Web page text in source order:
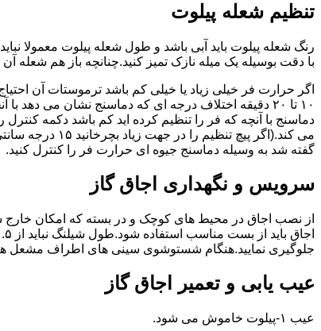
تنظیم شعله پیلوت
با دقت بوسیله یک میله نازک تمیز کنید.چنانچه باز هم
گفته شد به وسیله دماسنج جیوه ای حرارت فر را کنترل کنید.
سرویس و نگهداری اجاق گاز
از نصب اجاق در محیط های کوچک و در بسته که امکان
جلوگیری نمایید.هنگام شستوشوی سینی های اطراف مشعل ها
عیب یابی و تعمیر اجاق گاز
عیب ۱-پیلوت خاموش می شود.